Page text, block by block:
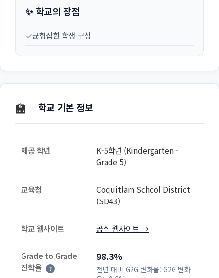
✨ 학교의 장점
✓균형잡힌 학생 구성
🏫 학교 기본 정보
제공 학년
K-5학년 (Kindergarten -
Grade 5)
교육청
Coquitlam School District
(SD43)
학교 웹사이트 공식 웹사이트 →
Grade to Grade
진학율
?
98.3%
전년 대비 G2G 변화율: G2G 변화